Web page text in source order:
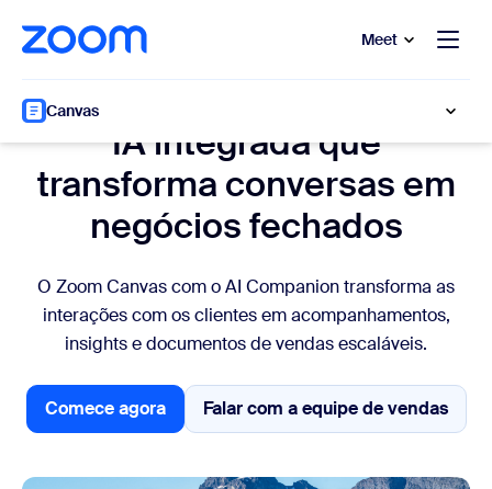
principal
chat de ajuda Meet
Canvas
IA integrada que
transforma conversas em
negócios fechados
O Zoom Canvas com o AI Companion transforma as
interações com os clientes em acompanhamentos,
insights e documentos de vendas escaláveis.
Comece agora
Introdução
Falar com a equipe de vendas
Falar com a equipe